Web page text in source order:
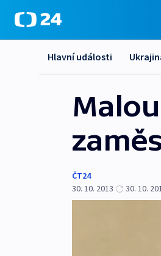
Hlavní události
ČT24
30. 10. 2013
30. 10.